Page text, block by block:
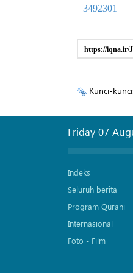
3492301
https://iqna.ir/
Kunci-
Friday 07
Indeks
Seluruh berita
Program Qurani
Internasional
Foto - Film